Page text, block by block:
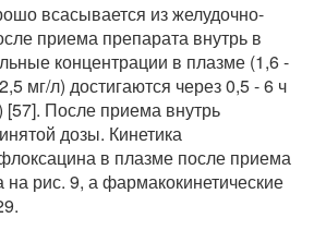
всасывается из желудочно-
приема препарата внутрь в
концентрации в плазме (1,6 -
мг/л) достигаются через 0,5 - 6 ч
[57]. После приема внутрь
дозы. Кинетика
в плазме после приема
на рис. 9, а фармакокинетические